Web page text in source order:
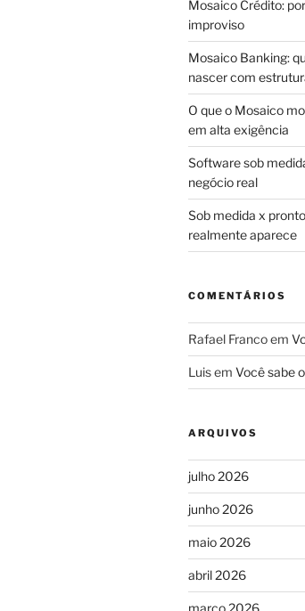
Mosaico Crédito:
improviso
Mosaico Banking:
nascer com
O que o Mosaico
em alta exigência
Software sob
negócio real
Sob medida x
realmente aparece
COMENTÁRIOS
Rafael Francoem
Luisem Você sabe
ARQUIVOS
julho 2026
junho 2026
maio 2026
abril 2026